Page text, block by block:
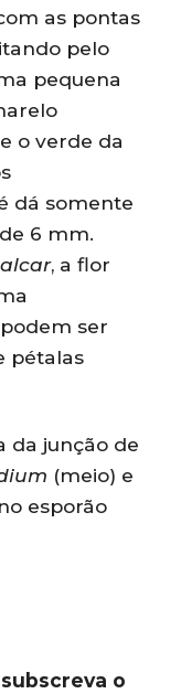
as pontas
pelo
pequena
o verde da
dá somente
6 mm.
, a flor
ser
pétalas
da junção de
(meio) e
esporão
subscreva o